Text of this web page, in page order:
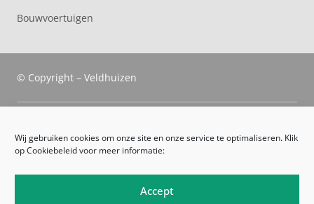
Wij gebruiken cookies om onze site en onze service te optimaliseren. Klik
op Cookiebeleid voor meer informatie:
Accept
Bouwvoertuigen
© Copyright – Veldhuizen
Veldhuizen Trucks
Route